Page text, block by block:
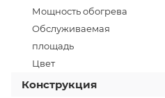
Мощность обогрева
Обслуживаемая
площадь
Цвет
Конструкция